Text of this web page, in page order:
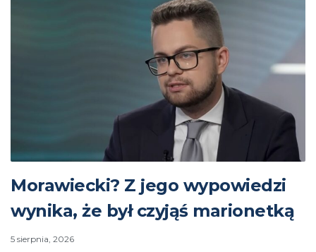
Morawiecki? Z jego wypowiedzi
wynika, że był czyjąś marionetką
5 sierpnia, 2026